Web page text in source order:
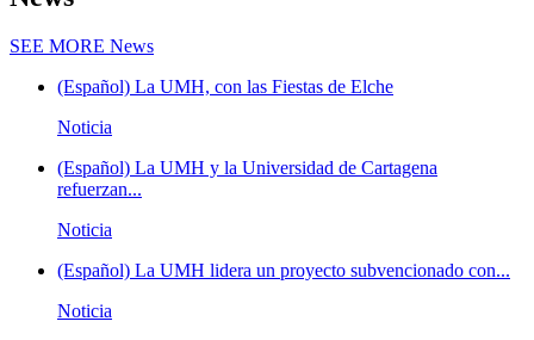
SEE MORE News
(Español) La UMH, con las Fiestas de Elche
Noticia
(Español) La UMH y la Universidad de Cartagena
refuerzan...
Noticia
(Español) La UMH lidera un proyecto subvencionado con...
Noticia